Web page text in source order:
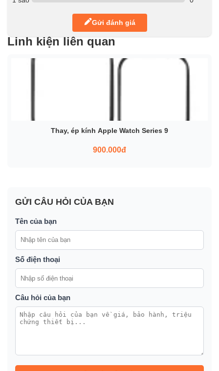
Gửi đánh giá
Linh kiện liên quan
Thay, ép kính Apple Watch Series 9
900.000đ
GỬI CÂU HỎI CỦA BẠN
Tên của bạn
Số điện thoại
Câu hỏi của bạn